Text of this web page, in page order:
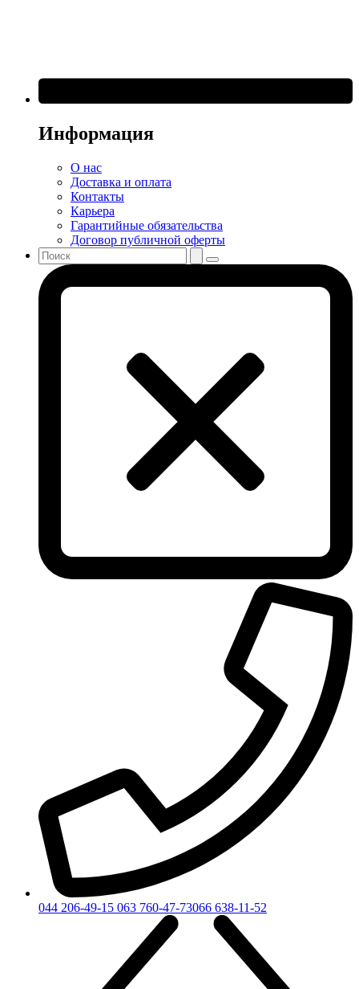
Информация
О нас
Доставка и оплата
Контакты
Карьера
Гарантийные обязательства
Договор публичной оферты
044 206-49-15 063 760-47-73066 638-11-52